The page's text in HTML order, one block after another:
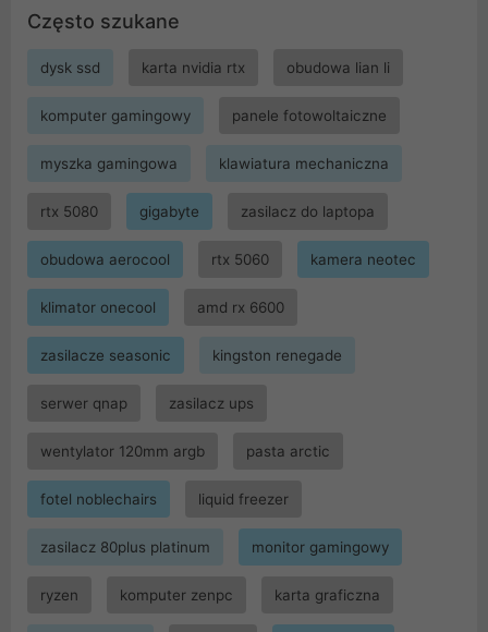
Często szukane
dysk ssd karta nvidia rtx obudowa lian li
komputer gamingowy panele fotowoltaiczne
myszka gamingowa klawiatura mechaniczna
rtx 5080 gigabyte zasilacz do laptopa
obudowa aerocool rtx 5060 kamera neotec
klimator onecool amd rx 6600
zasilacze seasonic kingston renegade
serwer qnap zasilacz ups
wentylator 120mm argb pasta arctic
fotel noblechairs liquid freezer
zasilacz 80plus platinum monitor gamingowy
ryzen komputer zenpc karta graficzna